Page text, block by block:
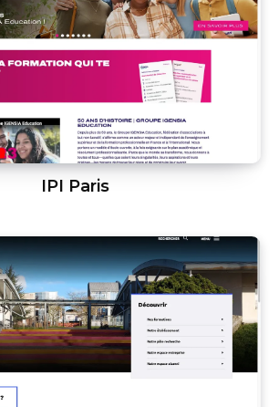
IPI Paris